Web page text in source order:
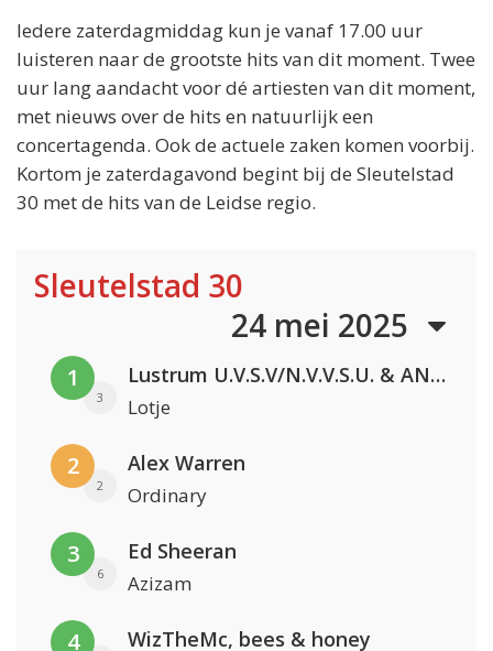
Iedere zaterdagmiddag kun je vanaf 17.00 uur
luisteren naar de grootste hits van dit moment. Twee
uur lang aandacht voor dé artiesten van dit moment,
met nieuws over de hits en natuurlijk een
concertagenda. Ook de actuele zaken komen voorbij.
Kortom je zaterdagavond begint bij de Sleutelstad
30 met de hits van de Leidse regio.
Sleutelstad 30
24 mei 2025
1
3
Lustrum U.V.S.V/N.V.V.S.U. & ANNO ONS & Jopke van Dobbenburgh & Roeland Beelen
Lotje
2
2
Alex Warren
Ordinary
3
6
Ed Sheeran
Azizam
4 WizTheMc, bees & honey